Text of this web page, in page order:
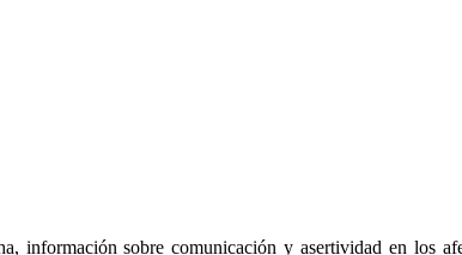
información sobre comunicación y asertividad en los